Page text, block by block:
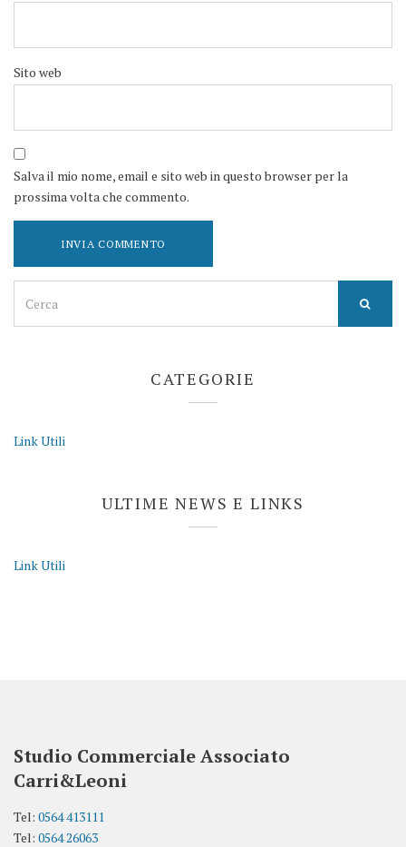
Sito web
Salva il mio nome, email e sito web in questo browser per la
prossima volta che commento.
for:
CATEGORIE
Link Utili
ULTIME NEWS E LINKS
Link Utili
Studio Commerciale Associato
Carri&Leoni
Tel: 0564 413111
Tel: 0564 26063